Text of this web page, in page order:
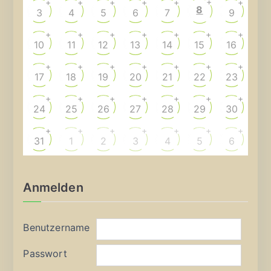
3
+
4
+
5
+
6
+
7
+
8 9
+
10
+
11
+
12
+
13
+
14
+
15
+
16
+
17
+
18
+
19
+
20
+
21
+
22
+
23
+
24
+
25
+
26
+
27
+
28
+
29
+
30
+
31
+
1
+
2
+
3
+
4
+
5
+
6
+
Anmelden
Benutzername
Passwort